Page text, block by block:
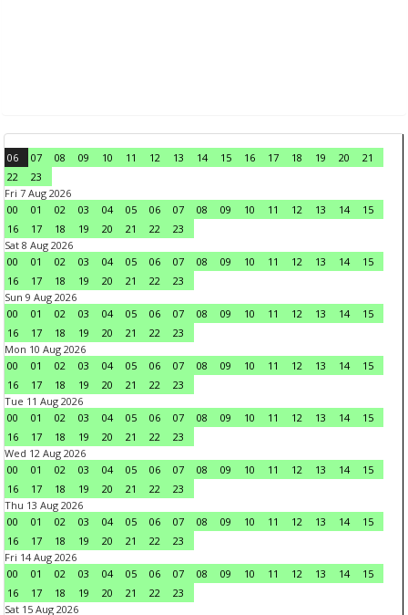
06 07 08 09 10 11 12 13 14 15 16 17 18 19 20
21
22
23
Fri 7 Aug 2026
00
01 02 03 04 05 06 07 08 09 10 11 12 13 14
15
16
17 18 19 20 21 22
23
Sat 8 Aug 2026
00
01 02 03 04 05 06 07 08 09 10 11 12 13 14
15
16
17 18 19 20 21 22
23
Sun 9 Aug 2026
00
01 02 03 04 05 06 07 08 09 10 11 12 13 14
15
16
17 18 19 20 21 22
23
Mon 10 Aug 2026
00
01 02 03 04 05 06 07 08 09 10 11 12 13 14
15
16
17 18 19 20 21 22
23
Tue 11 Aug 2026
00
01 02 03 04 05 06 07 08 09 10 11 12 13 14
15
16
17 18 19 20 21 22
23
Wed 12 Aug 2026
00
01 02 03 04 05 06 07 08 09 10 11 12 13 14
15
16
17 18 19 20 21 22
23
Thu 13 Aug 2026
00
01 02 03 04 05 06 07 08 09 10 11 12 13 14
15
16
17 18 19 20 21 22
23
Fri 14 Aug 2026
00
01 02 03 04 05 06 07 08 09 10 11 12 13 14
15
16
17 18 19 20 21 22
23
Sat 15 Aug 2026